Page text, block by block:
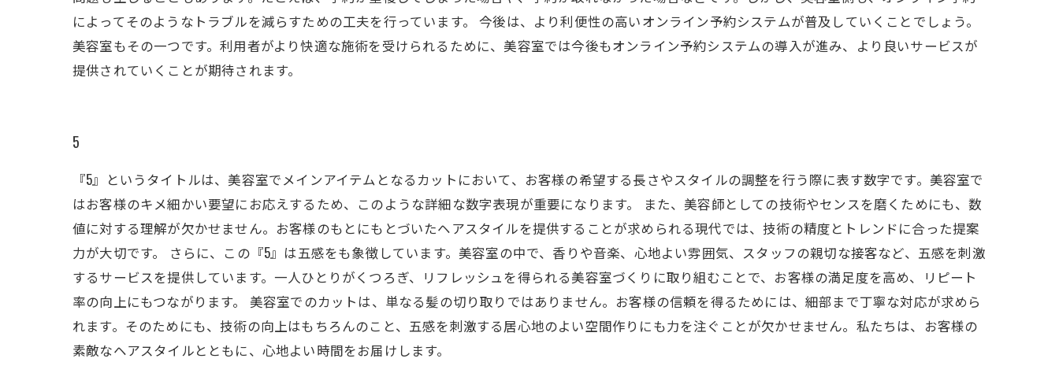
によってそのようなトラブルを減らすための工夫を行っています。 今後は、より利便性の高いオンライン予約システムが普及していくことでしょう。
美容室もその一つです。利用者がより快適な施術を受けられるために、美容室では今後もオンライン予約システムの導入が進み、より良いサービスが
提供されていくことが期待されます。
5
『5』というタイトルは、美容室でメインアイテムとなるカットにおいて、お客様の希望する長さやスタイルの調整を行う際に表す数字です。美容室で
はお客様のキメ細かい要望にお応えするため、このような詳細な数字表現が重要になります。 また、美容師としての技術やセンスを磨くためにも、数
値に対する理解が欠かせません。お客様のもとにもとづいたヘアスタイルを提供することが求められる現代では、技術の精度とトレンドに合った提案
力が大切です。 さらに、この『5』は五感をも象徴しています。美容室の中で、香りや音楽、心地よい雰囲気、スタッフの親切な接客など、五感を刺激
するサービスを提供しています。一人ひとりがくつろぎ、リフレッシュを得られる美容室づくりに取り組むことで、お客様の満足度を高め、リピート
率の向上にもつながります。 美容室でのカットは、単なる髪の切り取りではありません。お客様の信頼を得るためには、細部まで丁寧な対応が求めら
れます。そのためにも、技術の向上はもちろんのこと、五感を刺激する居心地のよい空間作りにも力を注ぐことが欠かせません。私たちは、お客様の
素敵なヘアスタイルとともに、心地よい時間をお届けします。